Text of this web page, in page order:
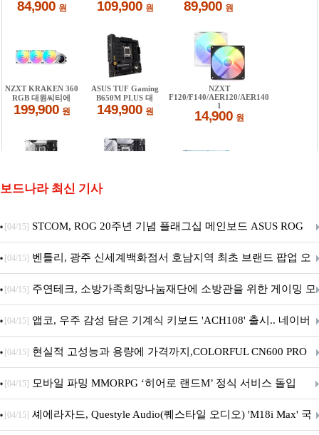
보드나라 최신 기사
[04/15] STCOM, ROG 20주년 기념 플래그십 메인보드 ASUS ROG
Crosshair X870E EDITION 20 국내 출시 예정
[04/15] 벤틀리, 광주 신세계백화점서 호남지역 최초 브랜드 팝업 오
픈
[04/15] 주연테크, 소방가족희망나눔재단에 소방관을 위한 게이밍 모
니터·스마트 펫 침대 기부
[04/15] 앱코, 우주 감성 담은 기계식 키보드 'ACH108' 출시.. 네이버
브랜드데이 기획전 진행
[04/15] 현실적 고성능과 용량에 가격까지,COLORFUL CN600 PRO
M.2 NVMe 디앤디컴 1TB
[04/15] 모바일 파밍 MMORPG ‘히어로 랜드M’ 정식 서비스 돌입
[04/15] 셰에라자드, Questyle Audio(퀘스타일 오디오) 'M18i Max' 국